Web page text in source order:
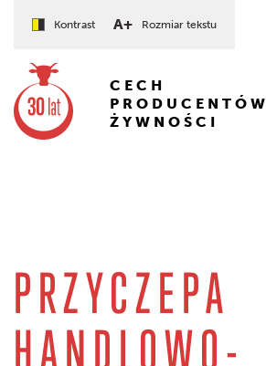
Kontrast A+ Rozmiar tekstu
CECH
PRODUCENTÓW
ŻYWNOŚCI
PRZYCZEPA
HANDLOWO-